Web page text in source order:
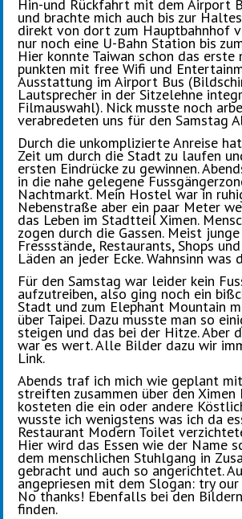
Hin-und Rückfahrt mit dem Airport
und brachte mich auch bis zur
direkt von dort zum Hauptbahnhof
nur noch eine U-Bahn Station bis
Hier konnte Taiwan schon das
punkten mit free Wifi und
Ausstattung im Airport Bus
Lautsprecher in der Sitzelehne
Filmauswahl). Nick musste noch
verabredeten uns für den Samstag
Durch die unkomplizierte Anreise
Zeit um durch die Stadt zu laufen
ersten Eindrücke zu gewinnen.
in die nahe gelegene
Nachtmarkt. Mein Hostel war in
Nebenstraße aber ein paar Meter
das Leben im Stadtteil Ximen.
zogen durch die Gassen. Meist
Fressstände, Restaurants, Shops
Läden an jeder Ecke. Wahnsinn was
Für den Samstag war leider kein
aufzutreiben, also ging noch ein
Stadt und zum Elephant Mountain
über Taipei. Dazu musste man so
steigen und das bei der Hitze. Aber
war es wert. Alle Bilder dazu wir
Link.
Abends traf ich mich wie geplant
streiften zusammen über den
kosteten die ein oder andere
wusste ich wenigstens was ich da
Restaurant Modern Toilet
Hier wird das Essen wie der Name
dem menschlichen Stuhlgang in
gebracht und auch so angerichtet.
angepriesen mit dem Slogan: try our
No thanks! Ebenfalls bei den
finden.